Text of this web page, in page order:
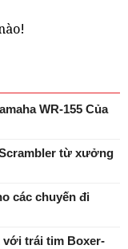
WR-155 Của
từ xưởng
các chuyến đi
với trái tim Boxer-